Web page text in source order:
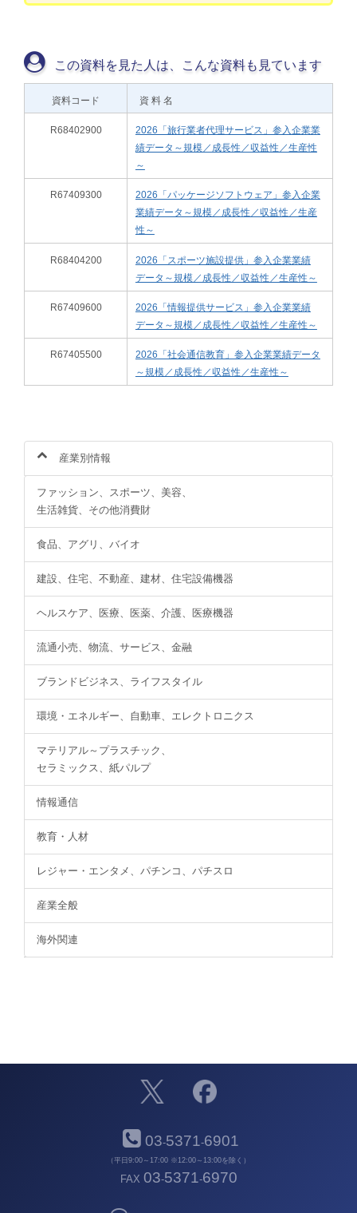
この資料を見た人は、こんな資料も見ています
資料コード 資 料 名
R68402900
2026「旅行業者代理サービス」参入企業業
績データ～規模／成長性／収益性／生産性
～
R67409300
2026「パッケージソフトウェア」参入企業
業績データ～規模／成長性／収益性／生産
性～
R68404200
2026「スポーツ施設提供」参入企業業績
データ～規模／成長性／収益性／生産性～
R67409600
2026「情報提供サービス」参入企業業績
データ～規模／成長性／収益性／生産性～
R67405500
2026「社会通信教育」参入企業業績データ
～規模／成長性／収益性／生産性～
産業別情報
ファッション、スポーツ、美容、
生活雑貨、その他消費財
食品、アグリ、バイオ
建設、住宅、不動産、建材、住宅設備機器
ヘルスケア、医療、医薬、介護、医療機器
流通小売、物流、サービス、金融
ブランドビジネス、ライフスタイル
環境・エネルギー、自動車、エレクトロニクス
マテリアル～プラスチック、
セラミックス、紙パルプ
情報通信
教育・人材
レジャー・エンタメ、パチンコ、パチスロ
産業全般
海外関連
03-5371-6901
（平日9:00～17:00 ※12:00～13:00を除く）
FAX 03-5371-6970